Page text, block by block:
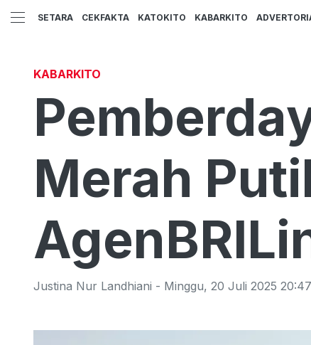
SETARA CEKFAKTA KATOKITO KABARKITO
KABARKITO
Merah
Justina Nur Landhiani - Minggu, 20 Juli 2025 20:47